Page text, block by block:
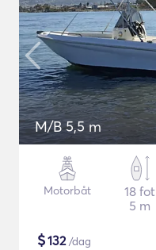
M/B 5,5 m
Motorbåt
18 fot
5 m
$132/dag